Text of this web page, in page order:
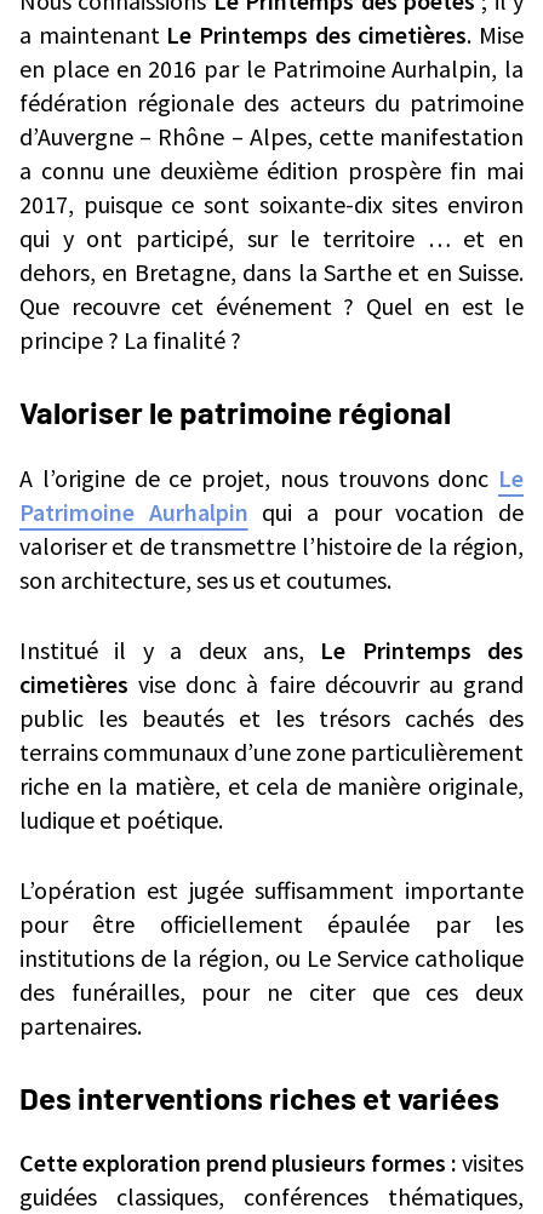
a maintenant Le Printemps des cimetières. Mise
en place en 2016 par le Patrimoine Aurhalpin, la
fédération régionale des acteurs du patrimoine
d’Auvergne – Rhône – Alpes, cette manifestation
a connu une deuxième édition prospère fin mai
2017, puisque ce sont soixante-dix sites environ
qui y ont participé, sur le territoire … et en
dehors, en Bretagne, dans la Sarthe et en Suisse.
Que recouvre cet événement ? Quel en est le
principe ? La finalité ?
Valoriser le patrimoine régional
A l’origine de ce projet, nous trouvons donc Le
Patrimoine Aurhalpin qui a pour vocation de
valoriser et de transmettre l’histoire de la région,
son architecture, ses us et coutumes.
Institué il y a deux ans, Le Printemps des
cimetières vise donc à faire découvrir au grand
public les beautés et les trésors cachés des
terrains communaux d’une zone particulièrement
riche en la matière, et cela de manière originale,
ludique et poétique.
L’opération est jugée suffisamment importante
pour être officiellement épaulée par les
institutions de la région, ou Le Service catholique
des funérailles, pour ne citer que ces deux
partenaires.
Des interventions riches et variées
Cette exploration prend plusieurs formes : visites
guidées classiques, conférences thématiques,